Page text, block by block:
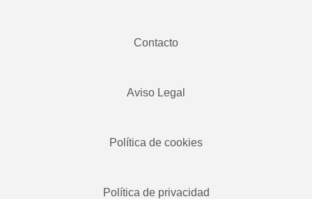
Contacto
Aviso Legal
Política de cookies
Política de privacidad